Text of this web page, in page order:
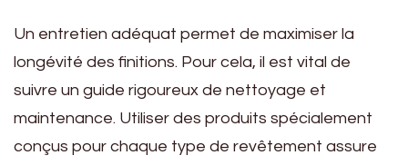
Un entretien adéquat permet de maximiser la
longévité des finitions. Pour cela, il est vital de
suivre un guide rigoureux de nettoyage et
maintenance. Utiliser des produits spécialement
conçus pour chaque type de revêtement assure